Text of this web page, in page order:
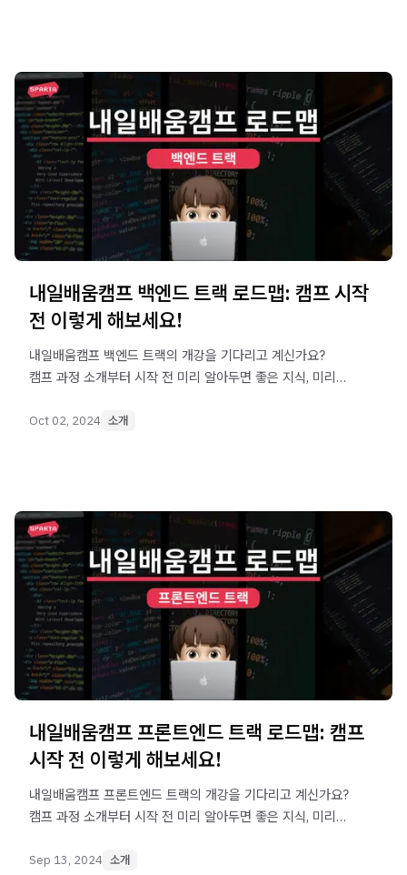
내일배움캠프 백엔드 트랙 로드맵: 캠프 시작
전 이렇게 해보세요!
내일배움캠프 백엔드 트랙의 개강을 기다리고 계신가요?
캠프 과정 소개부터 시작 전 미리 알아두면 좋은 지식, 미리
드립니다. 백엔드 트랙 캠프 시작 전, 이 가이드를 보고
Oct 02, 2024 소개
내일배움캠프 프론트엔드 트랙 로드맵: 캠프
시작 전 이렇게 해보세요!
내일배움캠프 프론트엔드 트랙의 개강을 기다리고 계신가요?
캠프 과정 소개부터 시작 전 미리 알아두면 좋은 지식, 미리
기본 지식을 정리해 드립니다. 프론트엔드 트랙 캠프 시작 전,
Sep 13, 2024 소개